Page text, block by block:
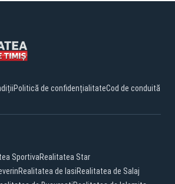
Politică de confidențialitateCod de conduită
SportivaRealitatea Star
Realitatea de IasiRealitatea de Salaj